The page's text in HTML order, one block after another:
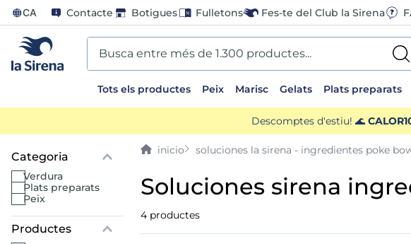
CA Contacte Botigues Fulletons Fes-te del Club la Sirena
Busca entre més de 1.300 productes...
Tots els productes Peix Marisc Gelats Plats preparats
Descomptes d'estiu! 🌊
verdura
plats preparats
peix
soluciones la sirena - ingredientes poke
soluciones sirena
4 productes